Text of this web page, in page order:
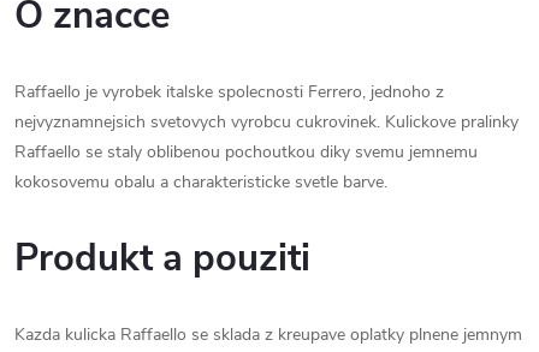
O znacce
Raffaello je vyrobek italske spolecnosti Ferrero, jednoho z
nejvyznamnejsich svetovych vyrobcu cukrovinek. Kulickove pralinky
Raffaello se staly oblibenou pochoutkou diky svemu jemnemu
kokosovemu obalu a charakteristicke svetle barve.
Produkt a pouziti
Kazda kulicka Raffaello se sklada z kreupave oplatky plnene jemnym